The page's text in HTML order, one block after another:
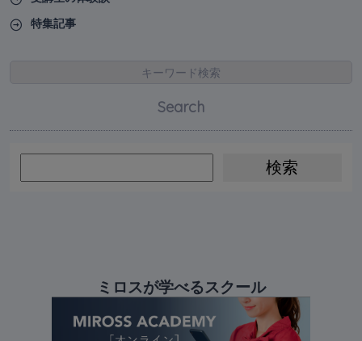
特集記事
キーワード検索
Search
ミロスが学べるスクール